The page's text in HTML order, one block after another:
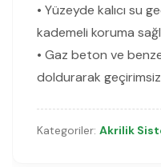
• Yüzeyde kalıcı su
kademeli koruma
• Gaz beton ve
doldurarak
Kategoriler: Akrilik